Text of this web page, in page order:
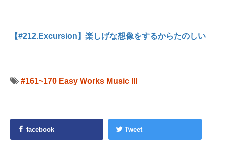
【#212.Excursion】楽しげな想像をするからたのしい
#161~170 Easy Works Music III
facebook Tweet